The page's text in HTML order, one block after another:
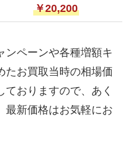
￥20,200
ンペーンや各種増額キ
たお買取当時の相場価
おりますので、あく
最新価格はお気軽にお